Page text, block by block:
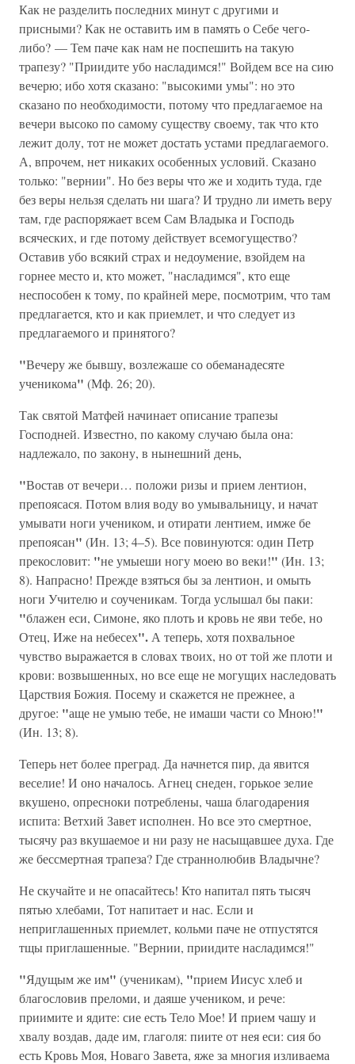
Как не разделить последних минут с другими и
присными? Как не оставить им в память о Себе чего-
либо? — Тем паче как нам не поспешить на такую
трапезу? "Приидите убо насладимся!" Войдем все на сию
вечерю; ибо хотя сказано: "высокими умы": но это
сказано по необходимости, потому что предлагаемое на
вечери высоко по самому существу своему, так что кто
лежит долу, тот не может достать устами предлагаемого.
А, впрочем, нет никаких особенных условий. Сказано
только: "вернии". Но без веры что же и ходить туда, где
без веры нельзя сделать ни шага? И трудно ли иметь веру
там, где распоряжает всем Сам Владыка и Господь
всяческих, и где потому действует всемогущество?
Оставив убо всякий страх и недоумение, взойдем на
горнее место и, кто может, "насладимся", кто еще
неспособен к тому, по крайней мере, посмотрим, что там
предлагается, кто и как приемлет, и что следует из
предлагаемого и принятого?
"Вечеру же бывшу, возлежаше со обеманадесяте
ученикома" (Мф. 26; 20).
Так святой Матфей начинает описание трапезы
Господней. Известно, по какому случаю была она:
надлежало, по закону, в нынешний день,
"Востав от вечери… положи ризы и прием лентион,
препоясася. Потом влия воду во умывальницу, и начат
умывати ноги учеником, и отирати лентием, имже бе
препоясан" (Ин. 13; 4–5). Все повинуются: один Петр
прекословит: "не умыеши ногу моею во веки!" (Ин. 13;
8). Напрасно! Прежде взяться бы за лентион, и омыть
ноги Учителю и соученикам. Тогда услышал бы паки:
"блажен еси, Симоне, яко плоть и кровь не яви тебе, но
Отец, Иже на небесех". А теперь, хотя похвальное
чувство выражается в словах твоих, но от той же плоти и
крови: возвышенных, но все еще не могущих наследовать
Царствия Божия. Посему и скажется не прежнее, а
другое: "аще не умыю тебе, не имаши части со Мною!"
(Ин. 13; 8).
Теперь нет более преград. Да начнется пир, да явится
веселие! И оно началось. Агнец снеден, горькое зелие
вкушено, опресноки потреблены, чаша благодарения
испита: Ветхий Завет исполнен. Но все это смертное,
тысячу раз вкушаемое и ни разу не насыщавшее духа. Где
же бессмертная трапеза? Где страннолюбив Владычне?
Не скучайте и не опасайтесь! Кто напитал пять тысяч
пятью хлебами, Тот напитает и нас. Если и
неприглашенных приемлет, кольми паче не отпустятся
тщы приглашенные. "Вернии, приидите насладимся!"
"Ядущым же им" (ученикам), "прием Иисус хлеб и
благословив преломи, и даяше учеником, и рече:
приимите и ядите: сие есть Тело Мое! И прием чашу и
хвалу воздав, даде им, глаголя: пиите от нея еси: сия бо
есть Кровь Моя, Новаго Завета, яже за многия изливаема